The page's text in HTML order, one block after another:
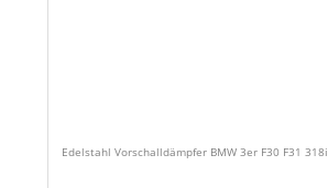
Edelstahl Vorschalldämpfer BMW 3er F30 F31 318i